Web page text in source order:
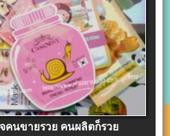
คนขายรวย คนผลิตก็รวย